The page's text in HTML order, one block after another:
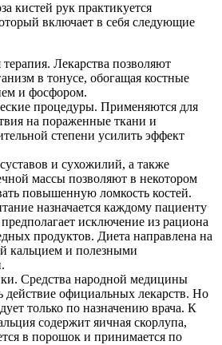
кистей рук практикуется
включает в себя следующие
Лекарства позволяют
в тонусе, обогащая костные
и фосфором.
процедуры. Применяются для
на пораженные ткани и
степени усилить эффект
и сухожилий, а также
массы позволяют в некотором
повышенную ломкость костей.
назначается каждому пациенту
исключение из рациона
продуктов. Диета направлена на
кальцием и полезными
Средства народной медицины
действие официальных лекарств. Но
только по назначению врача. К
содержит яичная скорлупа,
в порошок и принимается по